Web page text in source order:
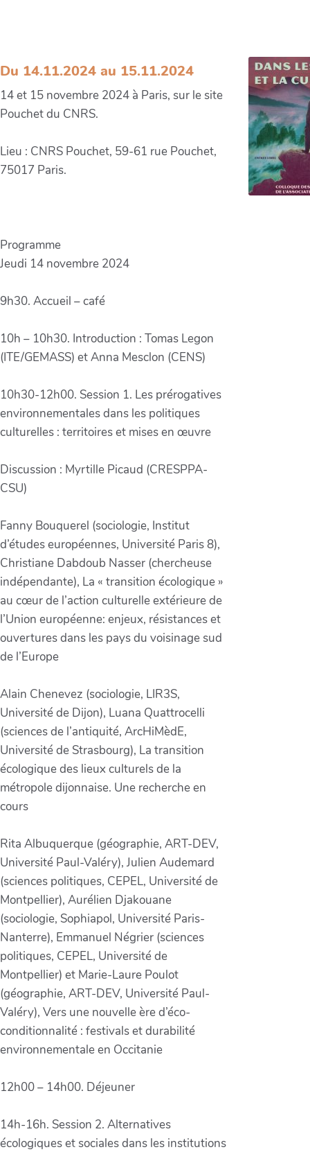
Du 14.11.2024 au 15.11.2024
14 et 15 novembre 2024 à Paris, sur le site
Pouchet du CNRS.
Lieu : CNRS Pouchet, 59-61 rue Pouchet,
75017 Paris.
Programme
Jeudi 14 novembre 2024
9h30. Accueil – café
10h – 10h30. Introduction : Tomas Legon
(ITE/GEMASS) et Anna Mesclon (CENS)
10h30-12h00. Session 1. Les prérogatives
environnementales dans les politiques
culturelles : territoires et mises en œuvre
Discussion : Myrtille Picaud (CRESPPA-
CSU)
Fanny Bouquerel (sociologie, Institut
d’études européennes, Université Paris 8),
Christiane Dabdoub Nasser (chercheuse
indépendante), La « transition écologique »
au cœur de l’action culturelle extérieure de
l’Union européenne: enjeux, résistances et
ouvertures dans les pays du voisinage sud
de l’Europe
Alain Chenevez (sociologie, LIR3S,
Université de Dijon), Luana Quattrocelli
(sciences de l’antiquité, ArcHiMèdE,
Université de Strasbourg), La transition
écologique des lieux culturels de la
métropole dijonnaise. Une recherche en
cours
Rita Albuquerque (géographie, ART-DEV,
Université Paul-Valéry), Julien Audemard
(sciences politiques, CEPEL, Université de
Montpellier), Aurélien Djakouane
(sociologie, Sophiapol, Université Paris-
Nanterre), Emmanuel Négrier (sciences
politiques, CEPEL, Université de
Montpellier) et Marie-Laure Poulot
(géographie, ART-DEV, Université Paul-
Valéry), Vers une nouvelle ère d’éco-
conditionnalité : festivals et durabilité
environnementale en Occitanie
12h00 – 14h00. Déjeuner
14h-16h. Session 2. Alternatives
écologiques et sociales dans les institutions